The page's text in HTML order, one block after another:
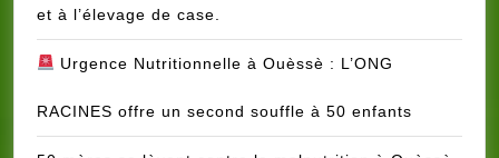
en
faveur
et à l’élevage de case.
Urgence Nutritionnelle à Ouèssè : L’ONG
RACINES offre un second souffle à 50 enfants